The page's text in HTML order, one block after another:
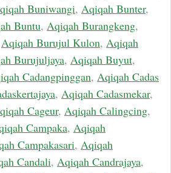
Buniwangi, Aqiqah Bunter,
Buntu, Aqiqah Burangkeng,
Aqiqah Burujul Kulon, Aqiqah
Burujuljaya, Aqiqah Buyut,
Cadangpinggan, Aqiqah Cadas
, Aqiqah Cadasmekar,
Cageur, Aqiqah Calingcing,
Campaka, Aqiqah
Campakasari, Aqiqah
Candali, Aqiqah Candrajaya,